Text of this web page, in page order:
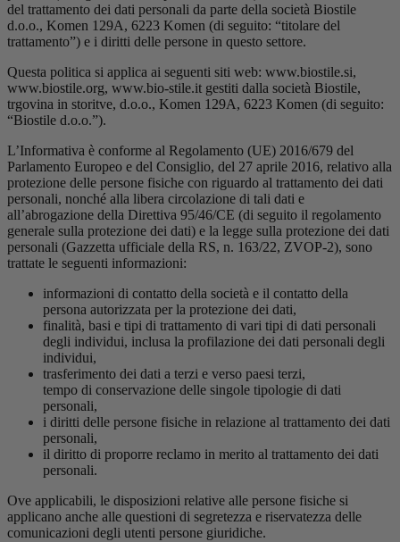
del trattamento dei dati personali da parte della società Biostile
d.o.o., Komen 129A, 6223 Komen (di seguito: “titolare del
trattamento”) e i diritti delle persone in questo settore.
Questa politica si applica ai seguenti siti web: www.biostile.si,
www.biostile.org, www.bio-stile.it gestiti dalla società Biostile,
trgovina in storitve, d.o.o., Komen 129A, 6223 Komen (di seguito:
“Biostile d.o.o.”).
L’Informativa è conforme al Regolamento (UE) 2016/679 del
Parlamento Europeo e del Consiglio, del 27 aprile 2016, relativo alla
protezione delle persone fisiche con riguardo al trattamento dei dati
personali, nonché alla libera circolazione di tali dati e
all’abrogazione della Direttiva 95/46/CE (di seguito il regolamento
generale sulla protezione dei dati) e la legge sulla protezione dei dati
personali (Gazzetta ufficiale della RS, n. 163/22, ZVOP-2), sono
trattate le seguenti informazioni:
informazioni di contatto della società e il contatto della
persona autorizzata per la protezione dei dati,
finalità, basi e tipi di trattamento di vari tipi di dati personali
degli individui, inclusa la profilazione dei dati personali degli
individui,
trasferimento dei dati a terzi e verso paesi terzi,
tempo di conservazione delle singole tipologie di dati
personali,
i diritti delle persone fisiche in relazione al trattamento dei dati
personali,
il diritto di proporre reclamo in merito al trattamento dei dati
personali.
Ove applicabili, le disposizioni relative alle persone fisiche si
applicano anche alle questioni di segretezza e riservatezza delle
comunicazioni degli utenti persone giuridiche.